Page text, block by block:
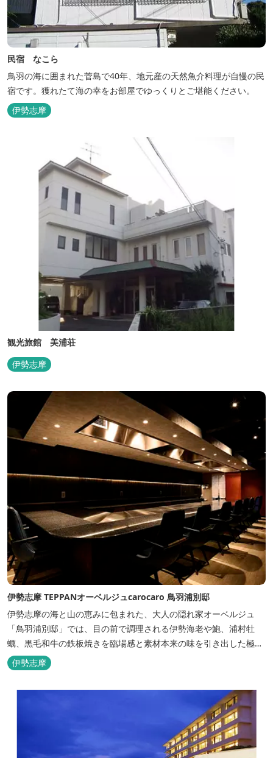
民宿 なこら
鳥羽の海に囲まれた菅島で40年、地元産の天然魚介料理が自慢の民
宿です。獲れたて海の幸をお部屋でゆっくりとご堪能ください。
伊勢志摩
観光旅館 美浦荘
伊勢志摩
伊勢志摩 TEPPANオーベルジュcarocaro 鳥羽浦別邸
伊勢志摩の海と山の恵みに包まれた、大人の隠れ家オーベルジュ
「鳥羽浦別邸」では、目の前で調理される伊勢海老や鮑、浦村牡
蠣、黒毛和牛の鉄板焼きを臨場感と素材本来の味を引き出した極上
のお料理でご堪能いただけます。露天風呂付きなど6タイプの個性
的な客室で、特別なひとときを大切な人と共にお過ごしくださいま
伊勢志摩